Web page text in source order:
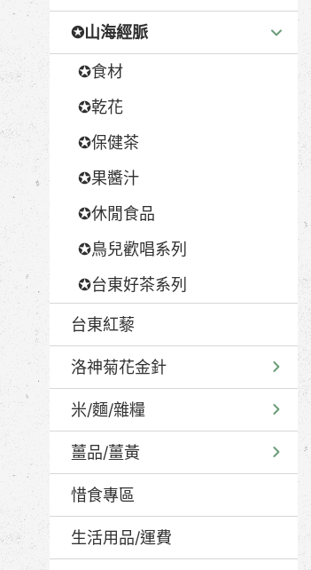
✪山海經脈
✪食材
✪乾花
✪保健茶
✪果醬汁
✪休閒食品
✪鳥兒歡唱系列
✪台東好茶系列
台東紅藜
洛神菊花金針
米/麵/雜糧
薑品/薑黃
惜食專區
生活用品/運費